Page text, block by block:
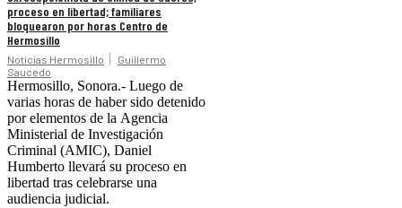
proceso en libertad; familiares
bloquearon por horas Centro de
Hermosillo
Noticias Hermosillo
Guillermo
Saucedo
Hermosillo, Sonora.- Luego de
varias horas de haber sido detenido
por elementos de la Agencia
Ministerial de Investigación
Criminal (AMIC), Daniel
Humberto llevará su proceso en
libertad tras celebrarse una
audiencia judicial.